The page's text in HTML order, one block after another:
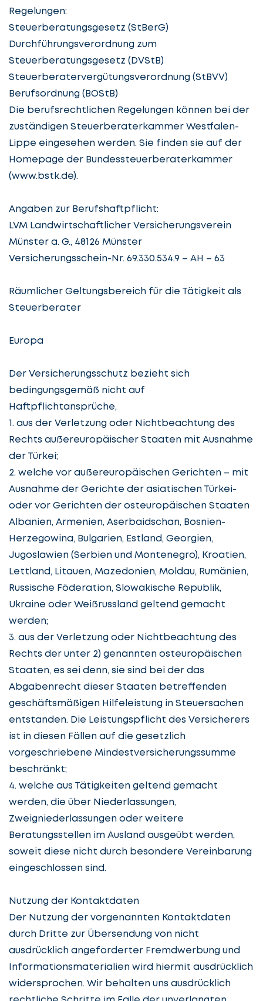
Regelungen:
Steuerberatungsgesetz (StBerG)
Durchführungsverordnung zum
Steuerberatungsgesetz (DVStB)
Steuerberatervergütungsverordnung (StBVV)
Berufsordnung (BOStB)
Die berufsrechtlichen Regelungen können bei der
zuständigen Steuerberaterkammer Westfalen-
Lippe eingesehen werden. Sie finden sie auf der
Homepage der Bundessteuerberaterkammer
(www.bstk.de).
Angaben zur Berufshaftpflicht:
LVM Landwirtschaftlicher Versicherungsverein
Münster a. G., 48126 Münster
Versicherungsschein-Nr. 69.330.534.9 – AH – 63
Räumlicher Geltungsbereich für die Tätigkeit als
Steuerberater
Europa
Der Versicherungsschutz bezieht sich
bedingungsgemäß nicht auf
Haftpflichtansprüche,
1. aus der Verletzung oder Nichtbeachtung des
Rechts außereuropäischer Staaten mit Ausnahme
der Türkei;
2. welche vor außereuropäischen Gerichten – mit
Ausnahme der Gerichte der asiatischen Türkei-
oder vor Gerichten der osteuropäischen Staaten
Albanien, Armenien, Aserbaidschan, Bosnien-
Herzegowina, Bulgarien, Estland, Georgien,
Jugoslawien (Serbien und Montenegro), Kroatien,
Lettland, Litauen, Mazedonien, Moldau, Rumänien,
Russische Föderation, Slowakische Republik,
Ukraine oder Weißrussland geltend gemacht
werden;
3. aus der Verletzung oder Nichtbeachtung des
Rechts der unter 2) genannten osteuropäischen
Staaten, es sei denn, sie sind bei der das
Abgabenrecht dieser Staaten betreffenden
geschäftsmäßigen Hilfeleistung in Steuersachen
entstanden. Die Leistungspflicht des Versicherers
ist in diesen Fällen auf die gesetzlich
vorgeschriebene Mindestversicherungssumme
beschränkt;
4. welche aus Tätigkeiten geltend gemacht
werden, die über Niederlassungen,
Zweigniederlassungen oder weitere
Beratungsstellen im Ausland ausgeübt werden,
soweit diese nicht durch besondere Vereinbarung
eingeschlossen sind.
Nutzung der Kontaktdaten
Der Nutzung der vorgenannten Kontaktdaten
durch Dritte zur Übersendung von nicht
ausdrücklich angeforderter Fremdwerbung und
Informationsmaterialien wird hiermit ausdrücklich
widersprochen. Wir behalten uns ausdrücklich